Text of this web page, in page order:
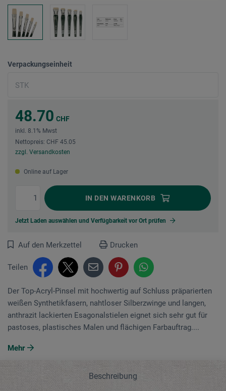
Verpackungseinheit
48.70 CHF
inkl. 8.1% Mwst
Nettopreis: CHF 45.05
zzgl. Versandkosten
Online auf Lager
IN DEN WARENKORB
Jetzt Laden auswählen und Verfügbarkeit vor Ort prüfen
Auf den Merkzettel Drucken
Teilen
Der Top-Acryl-Pinsel mit hochwertig auf Schluss präparierten
weißen Syn­thetikfasern, nahtloser Silberzwinge und langen,
anthrazit lackierten Esagonalstielen eignet sich sehr gut für
pastoses, plastisches Malen und flächigen Farbauftrag....
Mehr
Beschreibung